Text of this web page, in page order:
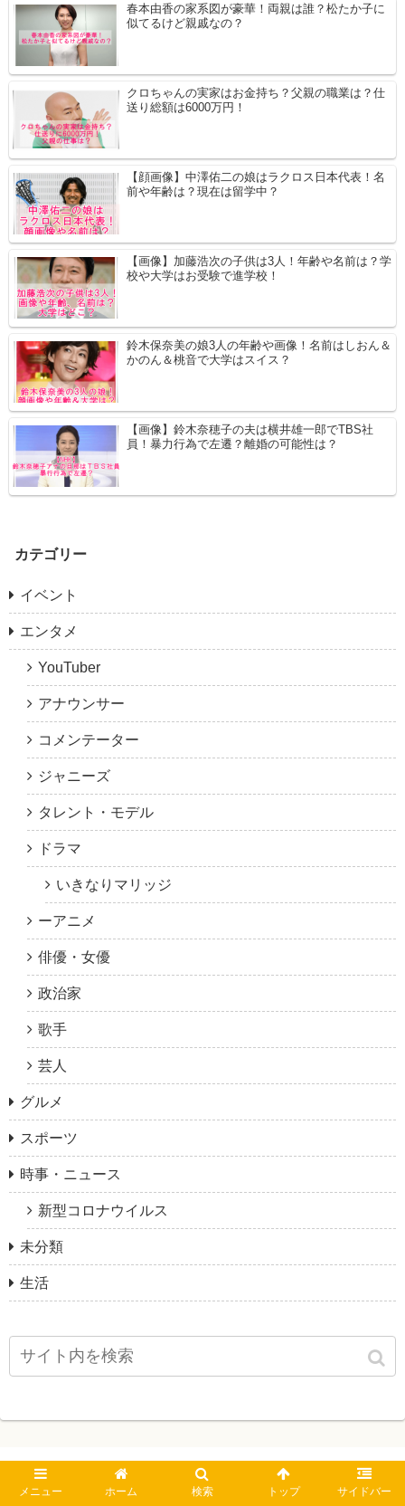
春本由香の家系図が豪華！両親は誰？松たか子に
似てるけど親戚なの？
クロちゃんの実家はお金持ち？父親の職業は？仕
送り総額は6000万円！
【顔画像】中澤佑二の娘はラクロス日本代表！名
前や年齢は？現在は留学中？
【画像】加藤浩次の子供は3人！年齢や名前は？学
校や大学はお受験で進学校！
鈴木保奈美の娘3人の年齢や画像！名前はしおん＆
かのん＆桃音で大学はスイス？
【画像】鈴木奈穂子の夫は横井雄一郎でTBS社
員！暴力行為で左遷？離婚の可能性は？
カテゴリー
イベント
エンタメ
YouTuber
アナウンサー
コメンテーター
ジャニーズ
タレント・モデル
ドラマ
いきなりマリッジ
ーアニメ
俳優・女優
政治家
歌手
芸人
グルメ
スポーツ
時事・ニュース
新型コロナウイルス
未分類
生活
MEDIA TOUR
メニュー ホーム 検索 トップ サイドバー